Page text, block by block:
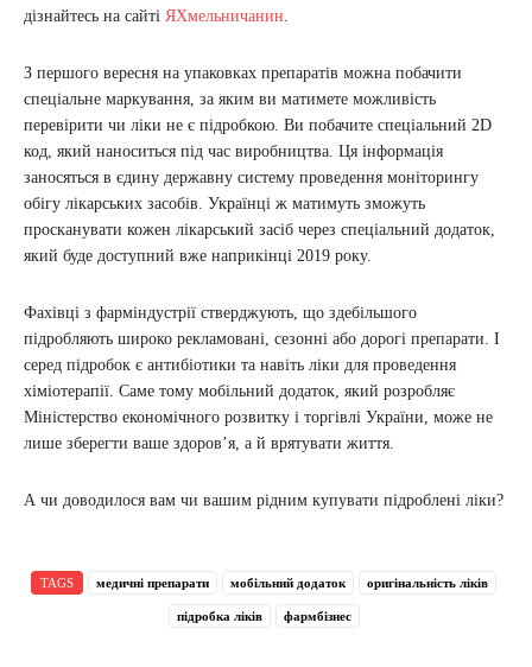
дізнайтесь на сайті ЯХмельничанин
З першого вересня на упаковках препаратів можна побачити
спеціальне маркування, за яким ви матимете можливість
перевірити чи ліки не є підробкою. Ви побачите спеціальний 2D
код, який наноситься під час виробництва. Ця інформація
заносяться в єдину державну систему проведення моніторингу
обігу лікарських засобів. Українці ж матимуть зможуть
просканувати кожен лікарський засіб через спеціальний додаток,
який буде доступний вже наприкінці 2019 року.
Фахівці з фарміндустрії стверджують, що здебільшого
підробляють широко рекламовані, сезонні або дорогі препарати. І
серед підробок є антибіотики та навіть ліки для проведення
хіміотерапії. Саме тому мобільний додаток, який розробляє
Міністерство економічного розвитку і торгівлі України, може не
лише зберегти ваше здоров’я, а й врятувати життя.
А чи доводилося вам чи вашим рідним купувати підроблені ліки?
TAGS медичні препарати мобільний додаток оригінальність ліків
підробка ліків фармбізнес